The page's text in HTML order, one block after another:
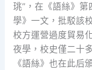
珧”，在《語絲》
學》一文，批駁該
校方運營過度貿易
夜學，校史僅二十
《語絲》也在此后